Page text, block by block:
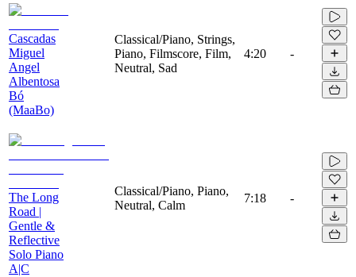
Cascadas
Miguel
Angel
Albentosa
Bó
(MaaBo)
Classical/Piano, Strings,
Piano, Filmscore, Film,
Neutral, Sad
4:20 -
The Long
Road |
Gentle &
Reflective
Solo Piano
A|C
Classical/Piano, Piano,
Neutral, Calm
7:18 -